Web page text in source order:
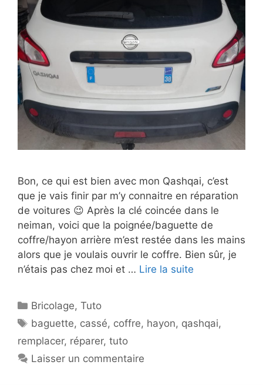
Bon, ce qui est bien avec mon Qashqai, c’est
que je vais finir par m’y connaitre en réparation
de voitures 😉 Après la clé coincée dans le
neiman, voici que la poignée/baguette de
coffre/hayon arrière m’est restée dans les mains
alors que je voulais ouvrir le coffre. Bien sûr, je
n’étais pas chez moi et … Lire la suite
Catégories
Bricolage,Tuto
Étiquettes
baguette, cassé, coffre, hayon, qashqai,
remplacer, réparer, tuto
Laisser un commentaire